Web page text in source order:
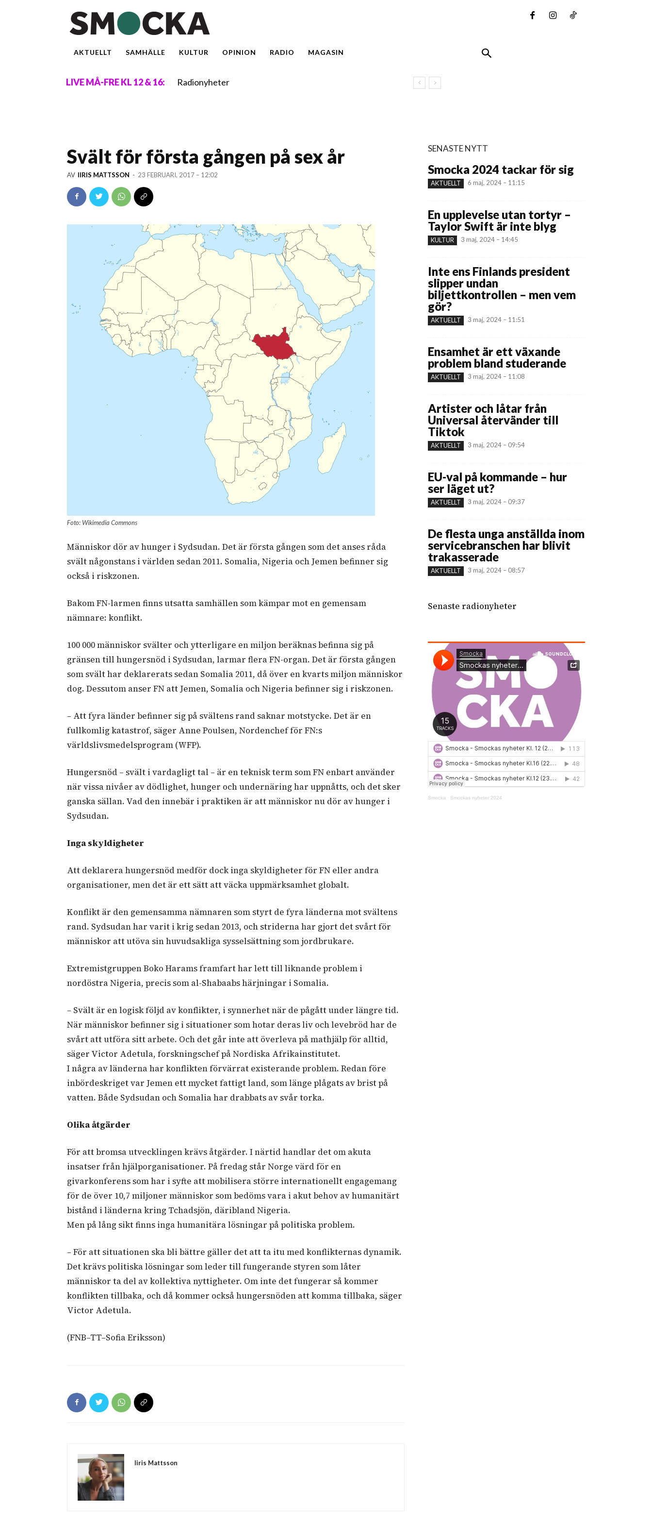
AKTUELLT SAMHÄLLE KULTUR OPINION RADIO MAGASIN
LIVE MÅ-FRE KL 12 & 16: Radionyheter
Svält för första gången på sex år
AV IIRIS MATTSSON - 23 FEBRUARI, 2017 – 12:02
Foto: Wikimedia Commons
Människor dör av hunger i Sydsudan. Det är första gången som det anses råda
svält någonstans i världen sedan 2011. Somalia, Nigeria och Jemen befinner sig
också i riskzonen.
Bakom FN-larmen finns utsatta samhällen som kämpar mot en gemensam
nämnare: konflikt.
100 000 människor svälter och ytterligare en miljon beräknas befinna sig på
gränsen till hungersnöd i Sydsudan, larmar flera FN-organ. Det är första gången
som svält har deklarerats sedan Somalia 2011, då över en kvarts miljon människor
dog. Dessutom anser FN att Jemen, Somalia och Nigeria befinner sig i riskzonen.
– Att fyra länder befinner sig på svältens rand saknar motstycke. Det är en
fullkomlig katastrof, säger Anne Poulsen, Nordenchef för FN:s
världslivsmedelsprogram (WFP).
Hungersnöd – svält i vardagligt tal – är en teknisk term som FN enbart använder
när vissa nivåer av dödlighet, hunger och undernäring har uppnåtts, och det sker
ganska sällan. Vad den innebär i praktiken är att människor nu dör av hunger i
Sydsudan.
Inga skyldigheter
Att deklarera hungersnöd medför dock inga skyldigheter för FN eller andra
organisationer, men det är ett sätt att väcka uppmärksamhet globalt.
Konflikt är den gemensamma nämnaren som styrt de fyra länderna mot svältens
rand. Sydsudan har varit i krig sedan 2013, och striderna har gjort det svårt för
människor att utöva sin huvudsakliga sysselsättning som jordbrukare.
Extremistgruppen Boko Harams framfart har lett till liknande problem i
nordöstra Nigeria, precis som al-Shabaabs härjningar i Somalia.
– Svält är en logisk följd av konflikter, i synnerhet när de pågått under längre tid.
När människor befinner sig i situationer som hotar deras liv och levebröd har de
svårt att utföra sitt arbete. Och det går inte att överleva på mathjälp för alltid,
säger Victor Adetula, forskningschef på Nordiska Afrikainstitutet.
I några av länderna har konflikten förvärrat existerande problem. Redan före
inbördeskriget var Jemen ett mycket fattigt land, som länge plågats av brist på
vatten. Både Sydsudan och Somalia har drabbats av svår torka.
Olika åtgärder
För att bromsa utvecklingen krävs åtgärder. I närtid handlar det om akuta
insatser från hjälporganisationer. På fredag står Norge värd för en
givarkonferens som har i syfte att mobilisera större internationellt engagemang
för de över 10,7 miljoner människor som bedöms vara i akut behov av humanitärt
bistånd i länderna kring Tchadsjön, däribland Nigeria.
Men på lång sikt finns inga humanitära lösningar på politiska problem.
– För att situationen ska bli bättre gäller det att ta itu med konflikternas dynamik.
Det krävs politiska lösningar som leder till fungerande styren som låter
människor ta del av kollektiva nyttigheter. Om inte det fungerar så kommer
konflikten tillbaka, och då kommer också hungersnöden att komma tillbaka, säger
Victor Adetula.
(FNB–TT–Sofia Eriksson)
Iiris Mattsson
SENASTE NYTT
Smocka 2024 tackar för sig
AKTUELLT 6 maj, 2024 – 11:15
En upplevelse utan tortyr –
Taylor Swift är inte blyg
KULTUR 3 maj, 2024 – 14:45
Inte ens Finlands president
slipper undan
biljettkontrollen – men vem
gör?
AKTUELLT 3 maj, 2024 – 11:51
Ensamhet är ett växande
problem bland studerande
AKTUELLT 3 maj, 2024 – 11:08
Artister och låtar från
Universal återvänder till
Tiktok
AKTUELLT 3 maj, 2024 – 09:54
EU-val på kommande – hur
ser läget ut?
AKTUELLT 3 maj, 2024 – 09:37
De flesta unga anställda inom
servicebranschen har blivit
trakasserade
AKTUELLT 3 maj, 2024 – 08:57
Senaste radionyheter
Smocka · Smockas nyheter 2024